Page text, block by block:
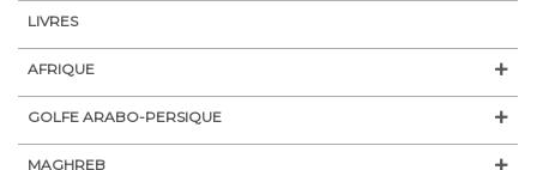
LIVRES
AFRIQUE
GOLFE ARABO-PERSIQUE
MAGHREB